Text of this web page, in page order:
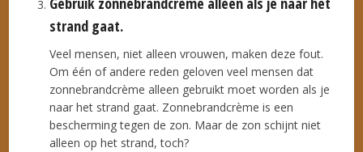
strand gaat.
Veel mensen, niet alleen vrouwen, maken deze fout.
Om één of andere reden geloven veel mensen dat
zonnebrandcrème alleen gebruikt moet worden als je
naar het strand gaat. Zonnebrandcrème is een
bescherming tegen de zon. Maar de zon schijnt niet
alleen op het strand, toch?